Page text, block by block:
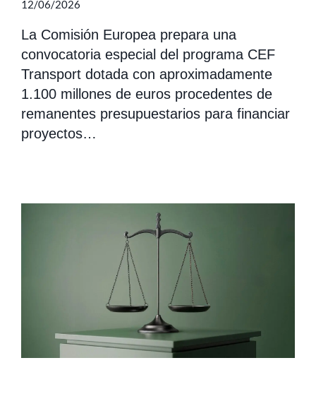
12/06/2026
La Comisión Europea prepara una
convocatoria especial del programa CEF
Transport dotada con aproximadamente
1.100 millones de euros procedentes de
remanentes presupuestarios para financiar
proyectos…